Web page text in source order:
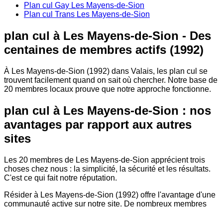
Plan cul Gay Les Mayens-de-Sion
Plan cul Trans Les Mayens-de-Sion
plan cul à Les Mayens-de-Sion - Des
centaines de membres actifs (1992)
À Les Mayens-de-Sion (1992) dans Valais, les plan cul se
trouvent facilement quand on sait où chercher. Notre base de
20 membres locaux prouve que notre approche fonctionne.
plan cul à Les Mayens-de-Sion : nos
avantages par rapport aux autres
sites
Les 20 membres de Les Mayens-de-Sion apprécient trois
choses chez nous : la simplicité, la sécurité et les résultats.
C'est ce qui fait notre réputation.
Résider à Les Mayens-de-Sion (1992) offre l'avantage d'une
communauté active sur notre site. De nombreux membres